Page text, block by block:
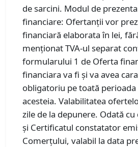
de sarcini. Modul de
financiare: Ofertanții vor
financiară elaborata în lei,
menționat TVA-ul separat
formularului 1 de Oferta
financiara va fi și va avea
obligatoriu pe toată perioada
acesteia. Valabilitatea
zile de la depunere. Odată
și Certificatul constatator
Comerțului, valabil la data